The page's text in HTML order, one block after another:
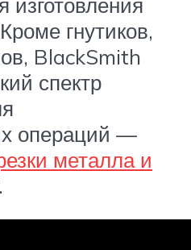
гнутиков,
BlackSmith
спектр
операций —
металла и